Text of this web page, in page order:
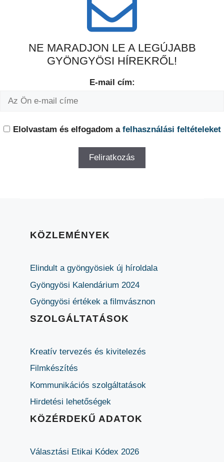
NE MARADJON LE A LEGÚJABB
GYÖNGYÖSI HÍREKRŐL!
E-mail cím:
Elolvastam és elfogadom a felhasználási feltételeket
KÖZLEMÉNYEK
Elindult a gyöngyösiek új híroldala
Gyöngyösi Kalendárium 2024
Gyöngyösi értékek a filmvásznon
SZOLGÁLTATÁSOK
Kreatív tervezés és kivitelezés
Filmkészítés
Kommunikációs szolgáltatások
Hirdetési lehetőségek
KÖZÉRDEKŰ ADATOK
Választási Etikai Kódex 2026